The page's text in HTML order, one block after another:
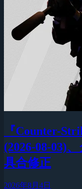
『Counter-
(2026-08-03)
具合修正
2026年8月4日